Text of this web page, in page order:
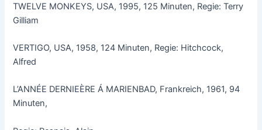
TWELVE MONKEYS, USA, 1995, 125 Minuten, Regie: Terry
Gilliam
VERTIGO, USA, 1958, 124 Minuten, Regie: Hitchcock,
Alfred
L’ANNÉE DERNIEÈRE Á MARIENBAD, Frankreich, 1961, 94
Minuten,